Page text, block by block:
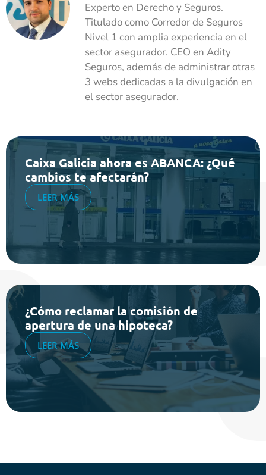
Experto en Derecho y Seguros.
Titulado como Corredor de Seguros
Nivel 1 con amplia experiencia en el
sector asegurador. CEO en Adity
Seguros, además de administrar otras
3 webs dedicadas a la divulgación en
el sector asegurador.
Caixa Galicia ahora es ABANCA: ¿Qué
cambios te afectarán?
LEER MÁS
¿Cómo reclamar la comisión de
apertura de una hipoteca?
LEER MÁS